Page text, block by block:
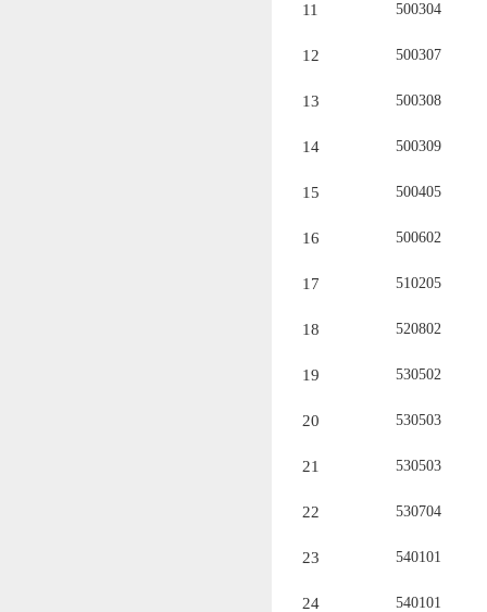
11 500304
1 2 500307
13 500308
14 500309
1 5 500405
16 500602
1 7 510205
18 520802
19 530502
20 530503
21 530503
22 530704
23 540101
24 540101